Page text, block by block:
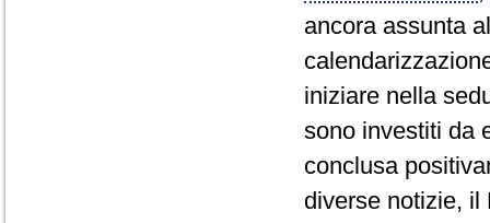
ancora assunta
iniziare nella
sono investiti da
conclusa
diverse notizie, il